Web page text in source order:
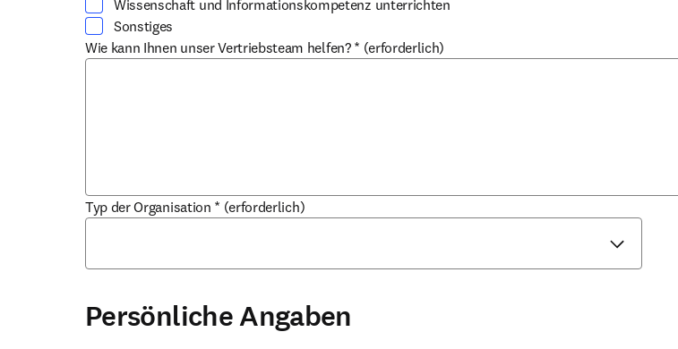
Wissenschaft und Informationskompetenz unterrichten
Sonstiges
Wie kann Ihnen unser Vertriebsteam helfen? * (erforderlich)
Typ der Organisation * (erforderlich)
Persönliche Angaben